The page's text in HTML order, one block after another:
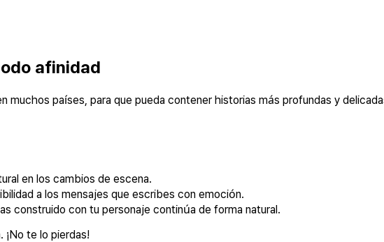
afinidad
muchos países, para que pueda contener historias más profundas y
en los cambios de escena.
a los mensajes que escribes con emoción.
construido con tu personaje continúa de forma natural.
te lo pierdas!